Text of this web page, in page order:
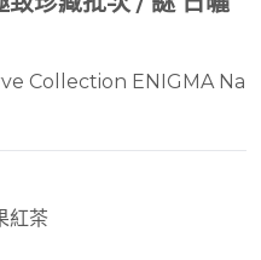
Collection ENIGMA Na
紅茶